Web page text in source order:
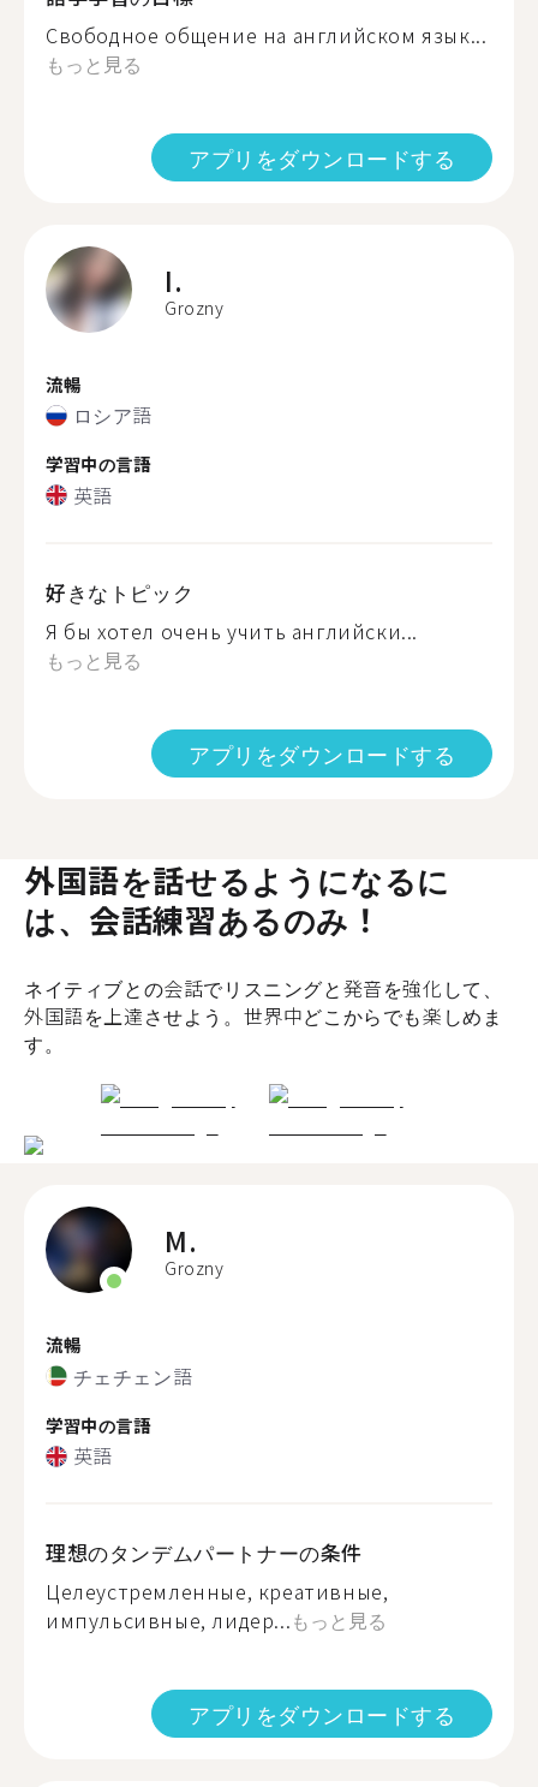
Свободное общение на английском язык...
もっと見る
アプリをダウンロードする
I.
Grozny
流暢
ロシア語
学習中の言語
英語
好きなトピック
Я бы хотел очень учить английски...
もっと見る
アプリをダウンロードする
外国語を話せるようになるに
は、会話練習あるのみ！
ネイティブとの会話でリスニングと発音を強化して、
外国語を上達させよう。世界中どこからでも楽しめま
す。
M.
Grozny
流暢
チェチェン語
学習中の言語
英語
理想のタンデムパートナーの条件
Целеустремленные, креативные,
импульсивные, лидер...もっと見る
アプリをダウンロードする